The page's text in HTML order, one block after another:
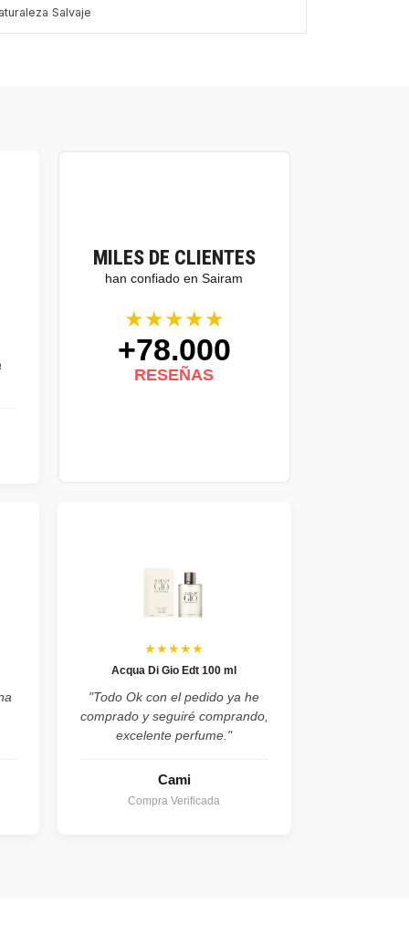
Salvaje
MILES DE CLIENTES
han confiado en Sairam
★★★★★
+78.000
RESEÑAS
★★★★★
Acqua Di Gio Edt 100 ml
"Todo Ok con el pedido ya he
comprado y seguiré comprando,
excelente perfume."
Cami
Compra Verificada